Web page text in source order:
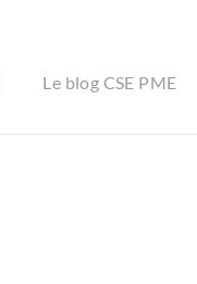
Le blog CSE PME